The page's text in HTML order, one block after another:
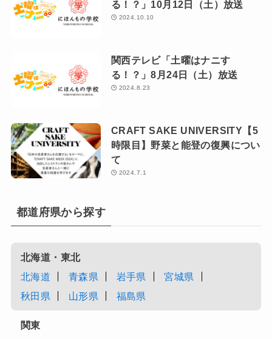
る！？」10月12日（土）放送
2024.10.10
関西テレビ「土曜はナニす
る！？」8月24日（土）放送
2024.8.23
CRAFT SAKE UNIVERSITY【5
時限目】野菜と能登の復興につい
て
2024.7.1
都道府県から探す
北海道・東北
北海道
青森県 岩手県
宮城県
秋田県
山形県 福島県
関東